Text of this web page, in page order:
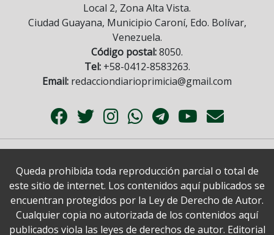
Local 2, Zona Alta Vista.
Ciudad Guayana, Municipio Caroní, Edo. Bolívar,
Venezuela.
Código postal:8050.
Tel:+58-0412-8583263.
Email: redacciondiarioprimicia@gmail.com
Queda prohibida toda reproducción parcial o total de
este sitio de internet. Los contenidos aquí publicados se
encuentran protegidos por la Ley de Derecho de Autor.
Cualquier copia no autorizada de los contenidos aquí
publicados viola las leyes de derechos de autor. Editorial